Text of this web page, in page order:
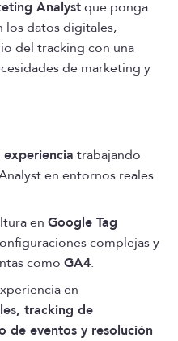
Analystque ponga
los datos digitales,
del tracking con una
de marketing y
trabajando
en entornos reales
en Google Tag
complejas y
como GA4.
en
tracking de
de eventos y resolución